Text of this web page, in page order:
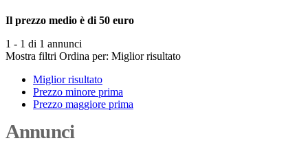
Il prezzo medio è di 50 euro
1 - 1 di 1 annunci
Mostra filtri Ordina per: Miglior risultato
Miglior risultato
Prezzo minore prima
Prezzo maggiore prima
Annunci